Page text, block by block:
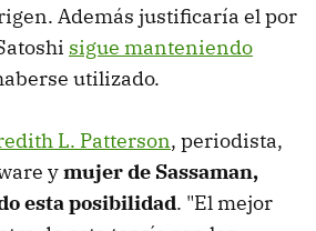
Además justificaría el por
sigue manteniendo
utilizado.
L. Patterson, periodista,
ymujer de Sassaman,
esta posibilidad. "El mejor